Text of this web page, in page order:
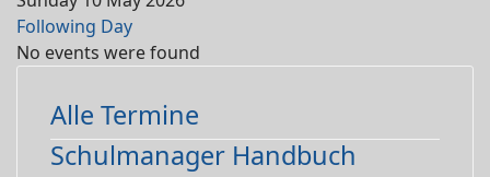
Following Day
No events were found
Alle Termine
Schulmanager Handbuch